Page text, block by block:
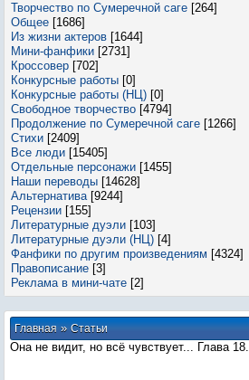
Творчество по Сумеречной саге [264]
Общее [1686]
Из жизни актеров [1644]
Мини-фанфики [2731]
Кроссовер [702]
Конкурсные работы [0]
Конкурсные работы (НЦ) [0]
Свободное творчество [4794]
Продолжение по Сумеречной саге [1266]
Стихи [2409]
Все люди [15405]
Отдельные персонажи [1455]
Наши переводы [14628]
Альтернатива [9244]
Рецензии [155]
Литературные дуэли [103]
Литературные дуэли (НЦ) [4]
Фанфики по другим произведениям [4324]
Правописание [3]
Реклама в мини-чате [2]
Главная»Статьи
Она не видит, но всё чувствует... Глава 18.